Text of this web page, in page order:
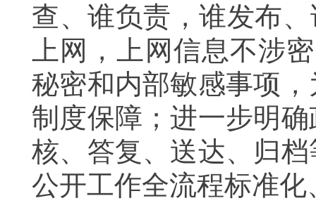
查、谁负责，谁发布
上网，上网信息不涉密
秘密和内部敏感事项
制度保障；进一步明
核、答复、送达、归
公开工作全流程标准